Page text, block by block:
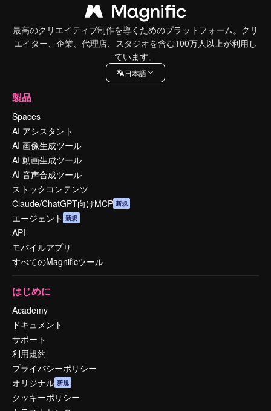
最高のクリエイティブ制作を導くためのプラットフォーム。クリ
エイター、企業、代理店、スタジオを含む100万人以上が利用し
ています。
日本語
製品
Spaces
AI アシスタント
AI 画像生成ツール
AI 動画生成ツール
AI 音声合成ツール
ストックコンテンツ
Claude/ChatGPT向けMCP 新規
エージェント 新規
API
モバイルアプリ
すべてのMagnificツール
はじめに
Academy
ドキュメント
サポート
利用規約
プライバシーポリシー
オリジナル 新規
クッキーポリシー